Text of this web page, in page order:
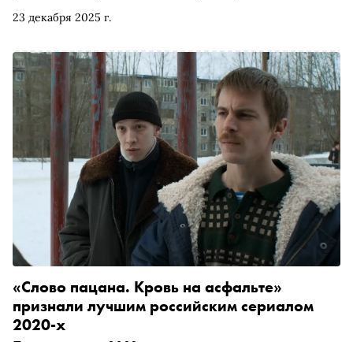
23 декабря 2025 г.
Юдин собрал 8 главных проектов уходящего года
«Слово пацана. Кровь на асфальте»
признали лучшим российским сериалом
2020-х